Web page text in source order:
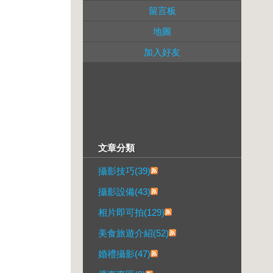
留言板
地圖
加入好友
文章分類
攝影技巧(39)
攝影設備(43)
相片即可拍(129)
美食旅遊介紹(52)
婚禮攝影(47)